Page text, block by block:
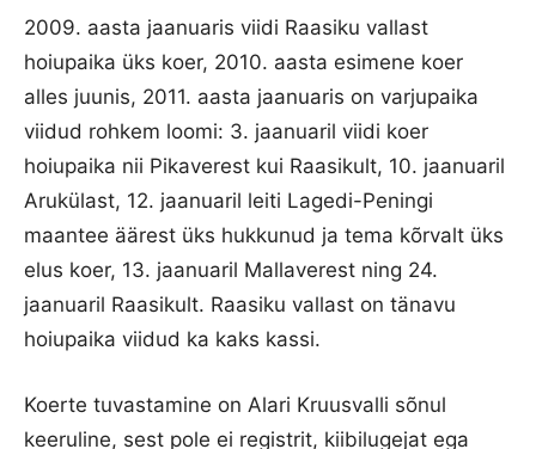
2009. aasta jaanuaris viidi Raasiku vallast
hoiupaika üks koer, 2010. aasta esimene koer
alles juunis, 2011. aasta jaanuaris on varjupaika
viidud rohkem loomi: 3. jaanuaril viidi koer
hoiupaika nii Pikaverest kui Raasikult, 10. jaanuaril
Arukülast, 12. jaanuaril leiti Lagedi-Peningi
maantee äärest üks hukkunud ja tema kõrvalt üks
elus koer, 13. jaanuaril Mallaverest ning 24.
jaanuaril Raasikult. Raasiku vallast on tänavu
hoiupaika viidud ka kaks kassi.
Koerte tuvastamine on Alari Kruusvalli sõnul
keeruline, sest pole ei registrit, kiibilugejat ega